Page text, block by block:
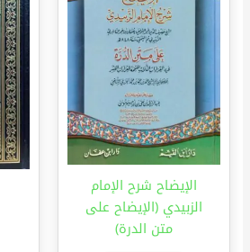
الإيضاح شرح الإمام
الزبيدي (الإيضاح على
متن الدرة)